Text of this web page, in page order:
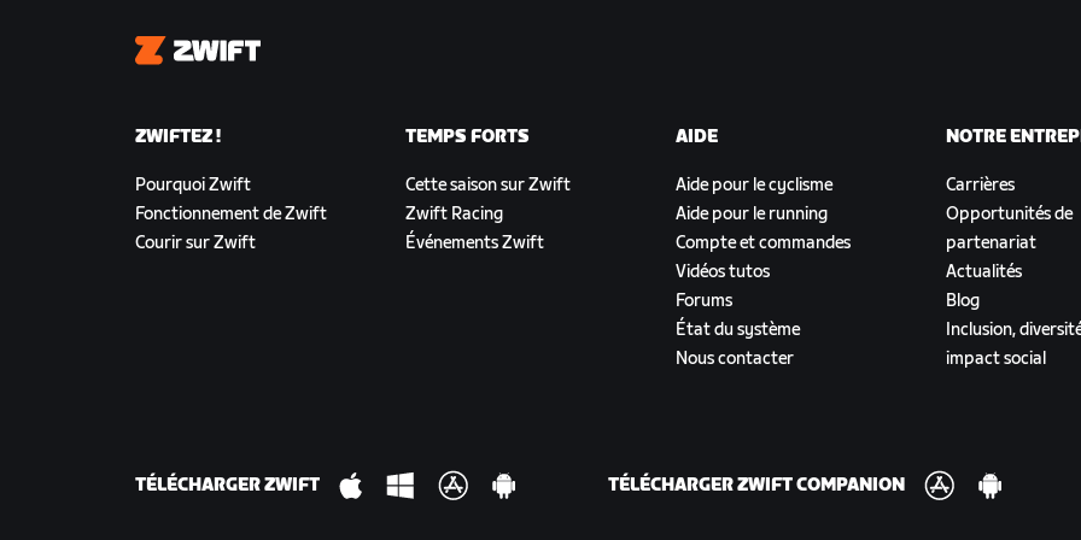
Zwift
ZWIFTEZ !
Pourquoi Zwift
Fonctionnement de Zwift
Courir sur Zwift
TEMPS FORTS
Cette saison sur Zwift
Zwift Racing
Événements Zwift
AIDE
Aide pour le cyclisme
Aide pour le running
Compte et commandes
Vidéos tutos
Forums
État du système
Nous contacter
NOTRE
Carrières
Opportunités de
partenariat
Actualités
Blog
Inclusion,
impact social
TÉLÉCHARGER ZWIFT TÉLÉCHARGER ZWIFT COMPANION